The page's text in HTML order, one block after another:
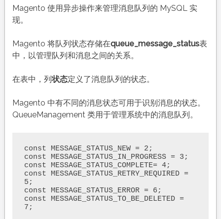
Magento 使用异步操作来管理消息队列的 MySQL 实
现。
Magento 将队列状态存储在queue_message_status表
中，以管理队列和消息之间的关系。
在表中，列状态定义了消息队列的状态。
Magento 中有不同的消息状态可用于识别消息的状态。
QueueManagement 类用于管理系统中的消息队列。
const MESSAGE_STATUS_NEW = 2;
const MESSAGE_STATUS_IN_PROGRESS = 3;
const MESSAGE_STATUS_COMPLETE= 4;
const MESSAGE_STATUS_RETRY_REQUIRED =
5;
const MESSAGE_STATUS_ERROR = 6;
const MESSAGE_STATUS_TO_BE_DELETED =
7;